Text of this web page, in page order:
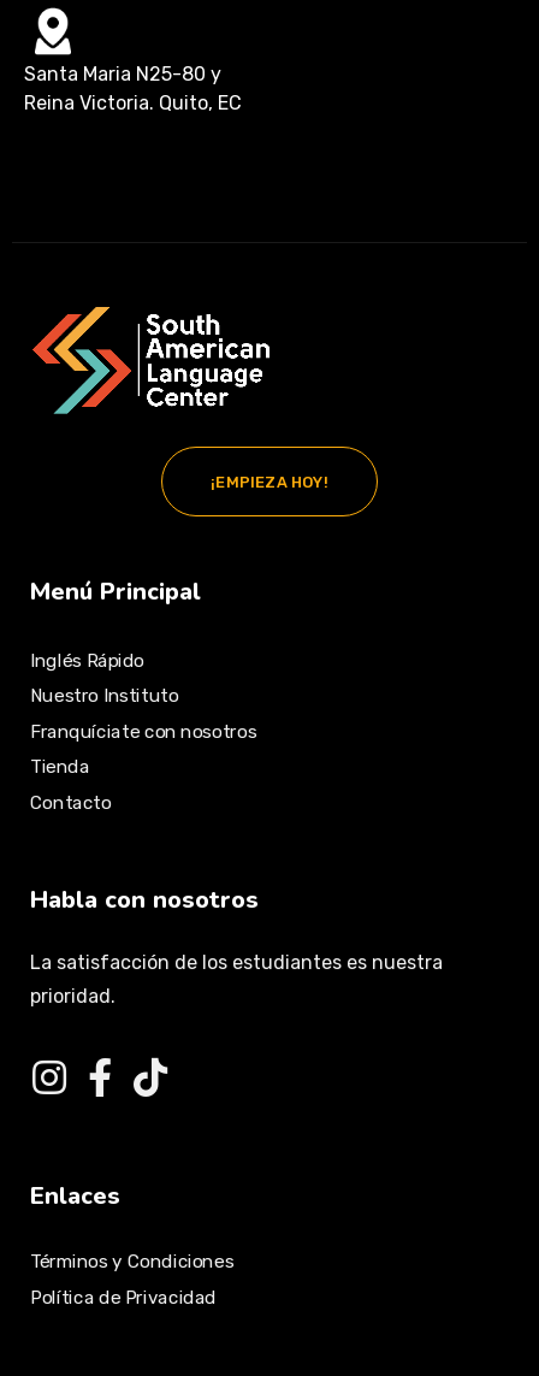
Santa Maria N25-80 y
Reina Victoria. Quito, EC
¡EMPIEZA HOY!
Menú Principal
Inglés Rápido
Nuestro Instituto
Franquíciate con nosotros
Tienda
Contacto
Habla con nosotros
La satisfacción de los estudiantes es nuestra
prioridad.
Enlaces
Términos y Condiciones
Política de Privacidad